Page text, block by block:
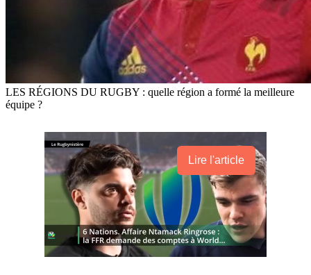
LES RÉGIONS DU RUGBY : quelle région a formé la meilleure
équipe ?
Lire l'article